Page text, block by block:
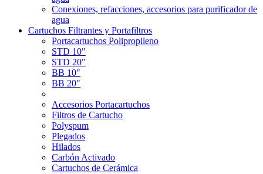
Conexiones, refacciones, accesorios para purificador de
agua
Cartuchos Filtrantes y Portafiltros
Portacartuchos Polipropileno
STD 10"
STD 20"
BB 10"
BB 20"
Accesorios Portacartuchos
Filtros de Cartucho
Polyspum
Plegados
Hilados
Carbón Activado
Cartuchos de Cerámica